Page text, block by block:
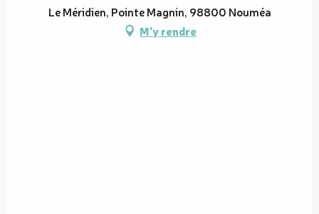
Le Méridien, Pointe Magnin, 98800 Nouméa
M'y rendre